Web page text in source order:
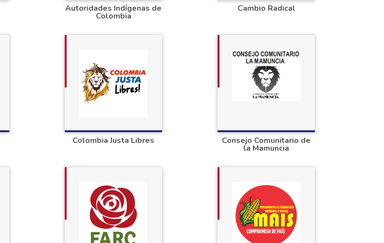
Autoridades Indígenas de
Colombia
Cambio Radical
Colombia Justa Libres Consejo Comunitario de
la Mamuncia